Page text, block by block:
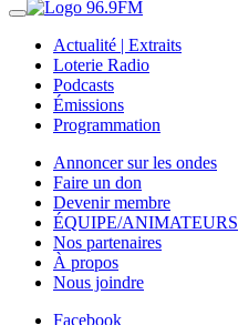
Actualité | Extraits
Loterie Radio
Podcasts
Émissions
Programmation
Annoncer sur les ondes
Faire un don
Devenir membre
ÉQUIPE/ANIMATEURS
Nos partenaires
À propos
Nous joindre
Facebook